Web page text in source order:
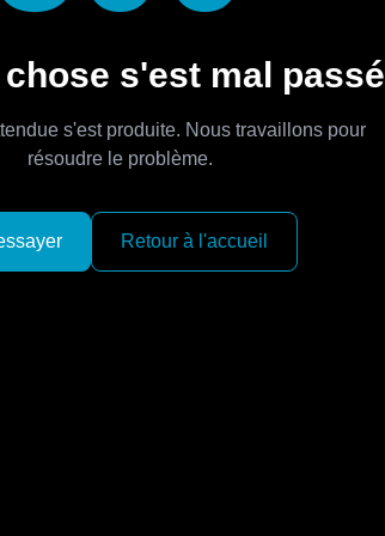
s'est mal passé
s'est produite. Nous travaillons pour
résoudre le problème.
Retour à l'accueil